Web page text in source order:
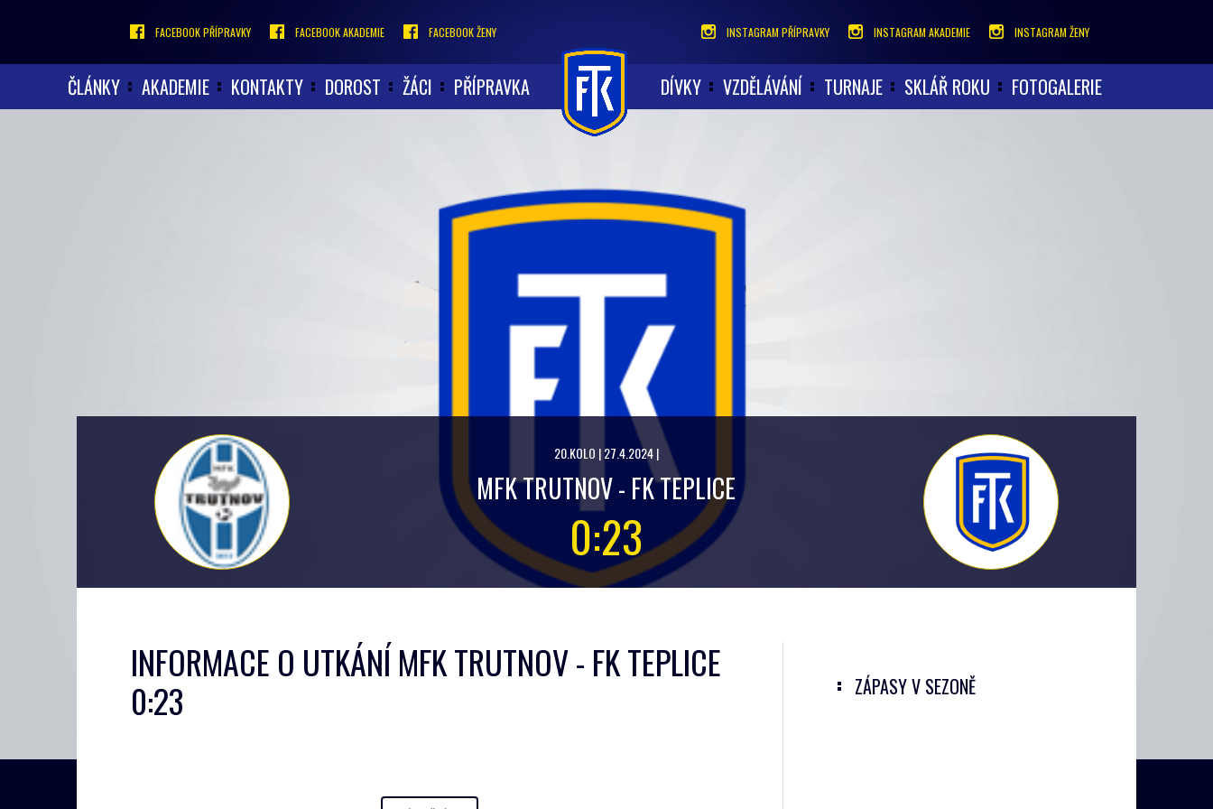
FACEBOOK PŘÍPRAVKY FACEBOOK AKADEMIE FACEBOOK ŽENY INSTAGRAM PŘÍPRAVKY INSTAGRAM AKADEMIE INSTAGRAM ŽENY
ČLÁNKY AKADEMIE KONTAKTY DOROST ŽÁCI PŘÍPRAVKA DÍVKY VZDĚLÁVÁNÍ TURNAJE SKLÁŘ ROKU FOTOGALERIE
20.KOLO | 27.4.2024 |
MFK TRUTNOV - FK TEPLICE
0:23
INFORMACE O UTKÁNÍ MFK TRUTNOV - FK TEPLICE
0:23
ZÁPASY V SEZONĚ